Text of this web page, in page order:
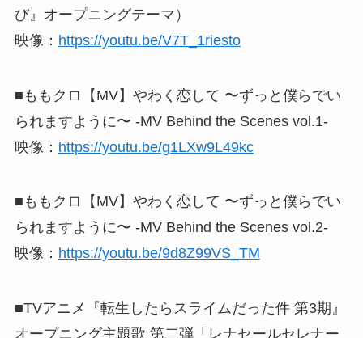
び』オープニングテーマ）
映像： https://youtu.be/V7T_1riesto
■ももクロ【MV】やわく恋して 〜ずっと僕らでい
られますように〜 -MV Behind the Scenes vol.1-
映像： https://youtu.be/g1LXw9L49kc
■ももクロ【MV】やわく恋して 〜ずっと僕らでい
られますように〜 -MV Behind the Scenes vol.2-
映像： https://youtu.be/9d8Z99VS_TM
■TVアニメ『転生したらスライムだった件 第3期』
オープニング主題歌 第二弾「レナセールセレナー